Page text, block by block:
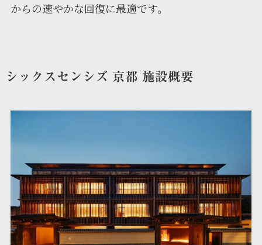
からの速やかな回復に最適です。
シックスセンシズ 京都 施設概要